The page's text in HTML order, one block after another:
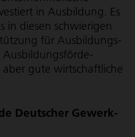
in Ausbildung. Es
in diesen schwierigen
für Ausbil­dungs­
Ausbil­dungs­för­de­
gute wirt­schaft­liche
Deutscher Gewerk­